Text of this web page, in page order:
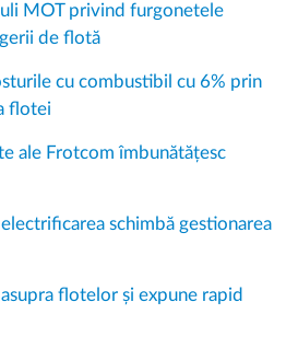
MOT privind furgonetele
de flotă
cu combustibil cu 6% prin
flotei
ale Frotcom îmbunătățesc
schimbă gestionarea
flotelor și expune rapid